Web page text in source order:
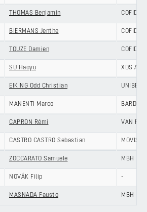
THOMAS Benjamin COFIDIS
BIERMANS Jenthe COFIDIS
TOUZE Damien COFIDIS
SU Haoyu XDS
EIKING Odd Christian UNIBET
MANENTI Marco
CAPRON Rémi VAN
CASTRO CASTRO Sebastian
ZOCCARATO Samuele MBH
NOVÁK Filip -
MASNADA Fausto MBH